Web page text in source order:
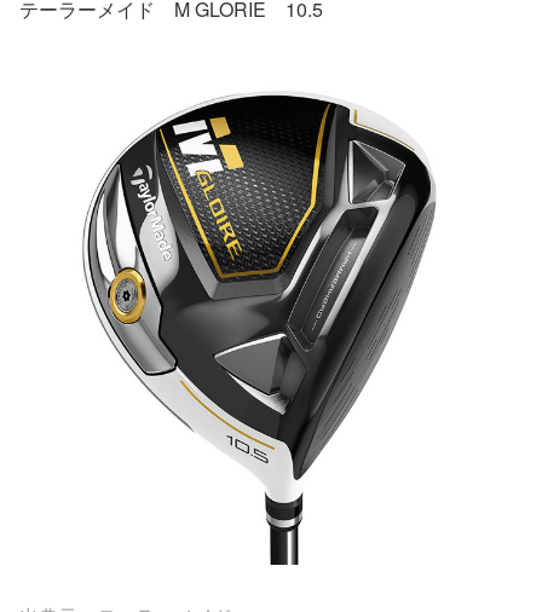
テーラーメイド M GLORIE 10.5